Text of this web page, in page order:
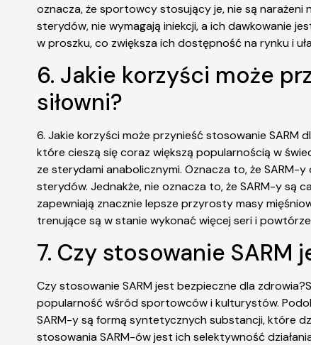
oznacza, że sportowcy stosujący je, nie są narażeni
sterydów, nie wymagają iniekcji, a ich dawkowanie
w proszku, co zwiększa ich dostępność na rynku i
6. Jakie korzyści może
siłowni?
6. Jakie korzyści może przynieść stosowanie
które cieszą się coraz większą popularnością w
ze sterydami anabolicznymi. Oznacza to, że SARM-
sterydów. Jednakże, nie oznacza to, że SARM-y są
zapewniają znacznie lepsze przyrosty masy
trenujące są w stanie wykonać więcej seri i
7. Czy stosowanie
Czy stosowanie SARM jest bezpieczne dla
popularność wśród sportowców i kulturystów.
SARM-y są formą syntetycznych substancji, które
stosowania SARM-ów jest ich selektywność